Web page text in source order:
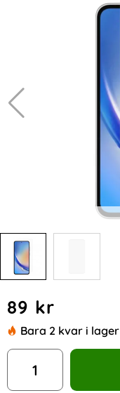
pris
89 kr
Bara 2 kvar i lager
antal